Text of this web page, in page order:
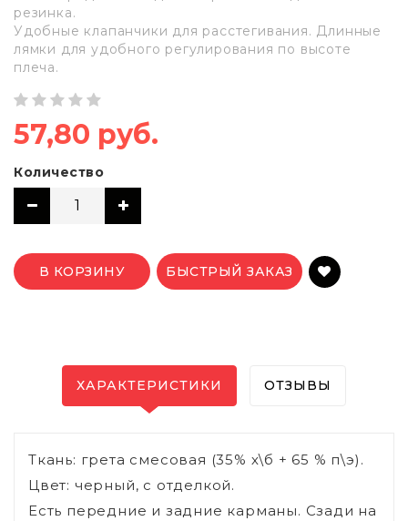
резинка.
Удобные клапанчики для расстегивания. Длинные
лямки для удобного регулирования по высоте
плеча.
57,80 руб.
Количество
В КОРЗИНУ БЫСТРЫЙ ЗАКАЗ
ХАРАКТЕРИСТИКИ ОТЗЫВЫ
Ткань: грета смесовая (35% х\б + 65 % п\э).
Цвет: черный, с отделкой.
Есть передние и задние карманы. Сзади на